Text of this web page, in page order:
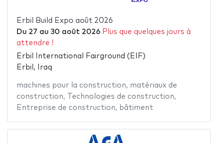
Erbil Build Expo août 2026
Du 27 au 30 août 2026 Plus que quelques jours à
attendre !
Erbil International Fairground (EIF)
Erbil, Iraq
machines pour la construction, matériaux de
construction, Technologies de construction,
Entreprise de construction, bâtiment